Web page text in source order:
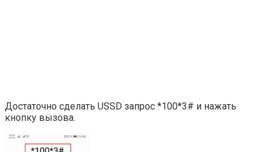
Достаточно сделать USSD запрос *100*3# и нажать
кнопку вызова.